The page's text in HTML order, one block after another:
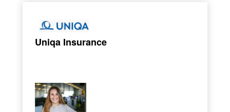
Uniqa Insurance